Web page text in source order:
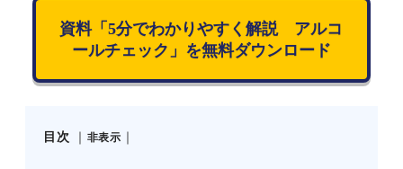
資料「5分でわかりやすく解説 アルコ
ールチェック」を無料ダウンロード
目次 非表示